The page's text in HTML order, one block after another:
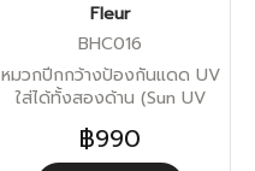
Fleur
BHC016
หมวกปีกกว้างป้องกันแดด UV
ใส่ได้ทั้งสองด้าน (Sun UV
฿990